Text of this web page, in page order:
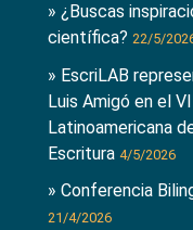
» ¿Buscas
científica? 22/5/
» EscriLAB
Luis Amigó en el
Latinoamericana
Escritura 4/5/2026
» Conferencia
21/4/2026